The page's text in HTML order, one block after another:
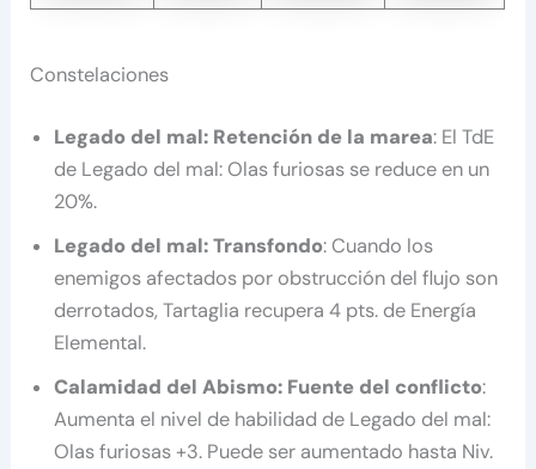
Constelaciones
Legado del mal: Retención de la marea: El TdE
de Legado del mal: Olas furiosas se reduce en un
20%.
Legado del mal: Transfondo: Cuando los
enemigos afectados por obstrucción del flujo son
derrotados, Tartaglia recupera 4 pts. de Energía
Elemental.
Calamidad del Abismo: Fuente del conflicto:
Aumenta el nivel de habilidad de Legado del mal:
Olas furiosas +3. Puede ser aumentado hasta Niv.